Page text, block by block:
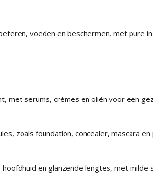
voeden en beschermen, met pure
met serums, crèmes en oliën voor een
zoals foundation, concealer, mascara
en glanzende lengtes, met